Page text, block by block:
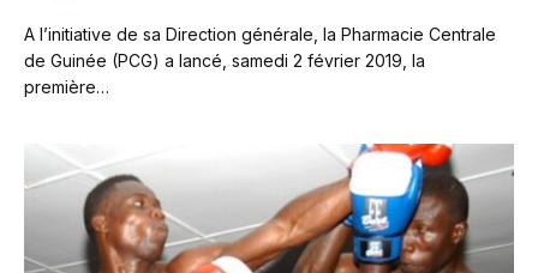
A l’initiative de sa Direction générale, la Pharmacie Centrale
de Guinée (PCG) a lancé, samedi 2 février 2019, la
première…